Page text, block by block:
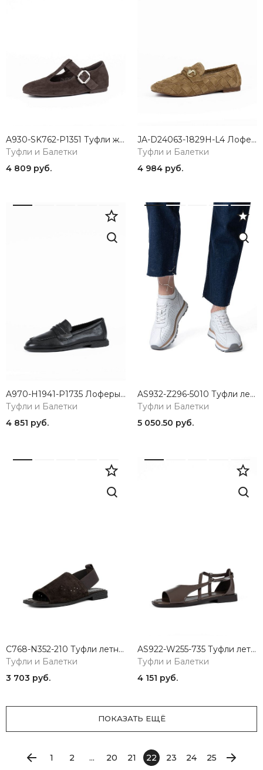
A930-SK762-P1351 Туфли женские натуральная замша коричневый 365
Туфли и Балетки
4 809 руб.
JA-D24063-1829H-L4 Лоферы женские натуральная замша коричневый 365
Туфли и Балетки
4 984 руб.
A970-H1941-P1735 Лоферы женские натуральная кожа черный 365
Туфли и Балетки
4 851 руб.
AS932-Z296-5010 Туфли летние женские натуральная кожа белый 365
Туфли и Балетки
5 050.50 руб.
C768-N352-210 Туфли летние женские натуральная кожа коричневый 365
Туфли и Балетки
3 703 руб.
AS922-W255-735 Туфли летние женские натуральная кожа коричневый 365
Туфли и Балетки
4 151 руб.
ПОКАЗАТЬ ЕЩЁ
1 2 ... 20 21 22 23 24 25